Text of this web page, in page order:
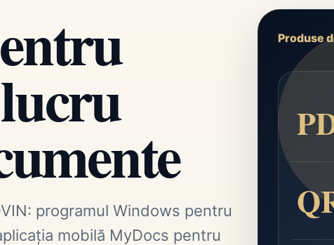
programul Windows pentru
mobilă MyDocs pentru
Produse